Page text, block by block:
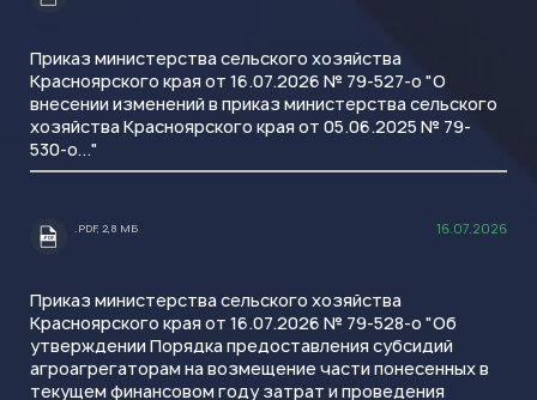
Приказ министерства сельского хозяйства
Красноярского края от 16.07.2026 № 79-527-о "О
внесении изменений в приказ министерства сельского
хозяйства Красноярского края от 05.06.2025 № 79-
530-о..."
.PDF
.PDF, 2,8 МБ 16.07.2026
Приказ министерства сельского хозяйства
Красноярского края от 16.07.2026 № 79-528-о "Об
утверждении Порядка предоставления субсидий
агроагрегаторам на возмещение части понесенных в
текущем финансовом году затрат и проведения